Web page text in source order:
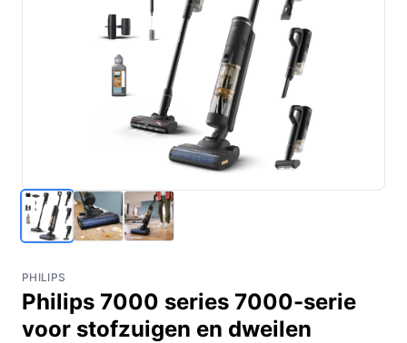
PHILIPS
Philips 7000 series 7000-serie
voor stofzuigen en dweilen